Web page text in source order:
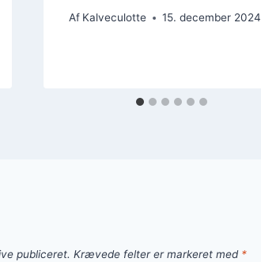
Af Kalveculotte 15. december 2024
publiceret. Krævede felter er markeret med *